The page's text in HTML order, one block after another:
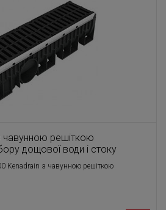
чавунною решіткою
дощової води і стоку
Kenadrain з чавунною решіткою